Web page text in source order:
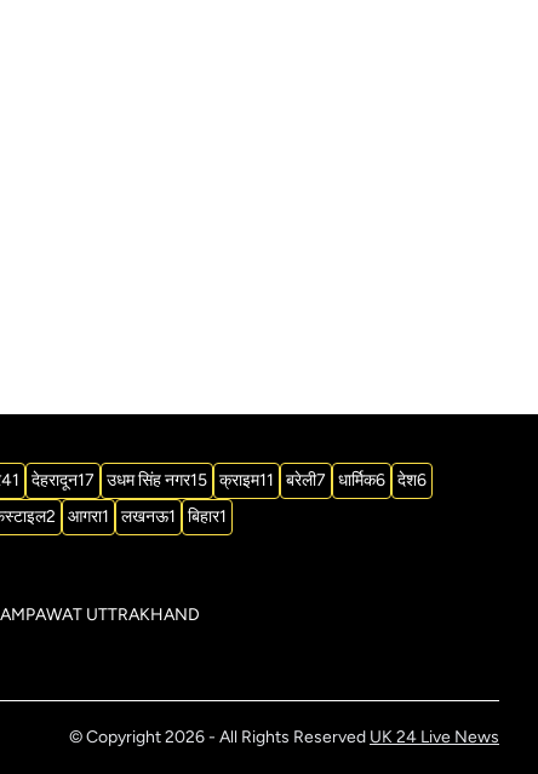
41 देहरादून17 उधम सिंह नगर15 क्राइम11 बरेली7 धार्मिक6 देश6
2 आगरा1 लखनऊ1 बिहार1
UTTRAKHAND
© Copyright 2026 - All Rights Reserved UK 24 Live News